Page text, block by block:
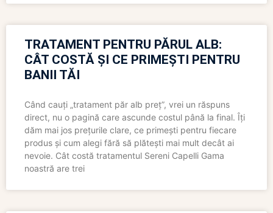
TRATAMENT PENTRU PĂRUL ALB:
CÂT COSTĂ ȘI CE PRIMEȘTI PENTRU
BANII TĂI
Când cauți „tratament păr alb preț”, vrei un răspuns
direct, nu o pagină care ascunde costul până la final. Îți
dăm mai jos prețurile clare, ce primești pentru fiecare
produs și cum alegi fără să plătești mai mult decât ai
nevoie. Cât costă tratamentul Sereni Capelli Gama
noastră are trei